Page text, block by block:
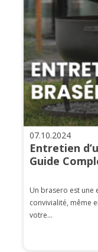
07.10.2024
Entretien
Guide
Un brasero est une
convivialité, même
votre...